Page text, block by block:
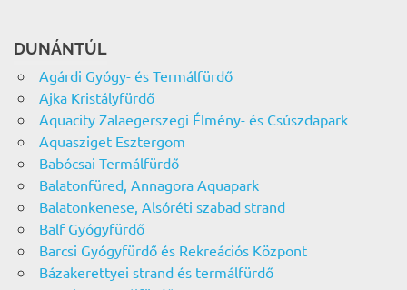
DUNÁNTÚL
Agárdi Gyógy- és Termálfürdő
Ajka Kristályfürdő
Aquacity Zalaegerszegi Élmény- és Csúszdapark
Aquasziget Esztergom
Babócsai Termálfürdő
Balatonfüred, Annagora Aquapark
Balatonkenese, Alsóréti szabad strand
Balf Gyógyfürdő
Barcsi Gyógyfürdő és Rekreációs Központ
Bázakerettyei strand és termálfürdő